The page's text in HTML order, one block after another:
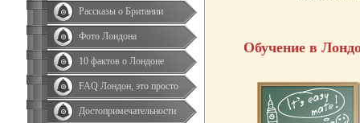
Рассказы о Британии
Фото Лондона
10 фактов о Лондоне
FAQ Лондон, это просто
Достопримечательности
Обучение в